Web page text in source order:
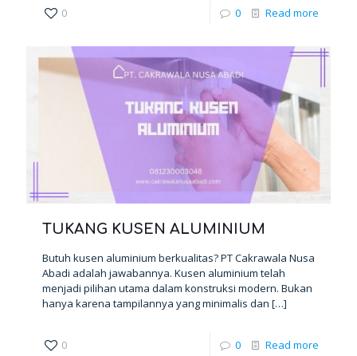
0 0 Read more
TUKANG KUSEN ALUMINIUM
Butuh kusen aluminium berkualitas? PT Cakrawala Nusa
Abadi adalah jawabannya. Kusen aluminium telah
menjadi pilihan utama dalam konstruksi modern. Bukan
hanya karena tampilannya yang minimalis dan […]
0 0 Read more